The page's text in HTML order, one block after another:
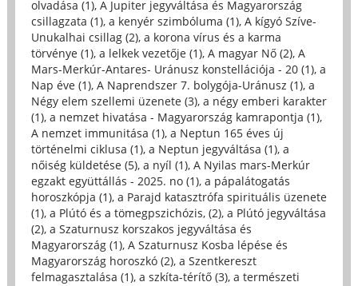
olvadása (1), A Jupiter jegyváltása és Magyarország
csillagzata (1), a kenyér szimbóluma (1), A kígyó Szíve-
Unukalhai csillag (2), a korona vírus és a karma
törvénye (1), a lelkek vezetője (1), A magyar Nő (2), A
Mars-Merkúr-Antares- Uránusz konstellációja - 20 (1), a
Nap éve (1), A Naprendszer 7. bolygója-Uránusz (1), a
Négy elem szellemi üzenete (3), a négy emberi karakter
(1), a nemzet hivatása - Magyarország kamrapontja (1),
A nemzet immunitása (1), a Neptun 165 éves új
történelmi ciklusa (1), a Neptun jegyváltása (1), a
nőiség küldetése (5), a nyíl (1), A Nyilas mars-Merkúr
egzakt együttállás - 2025. no (1), a pápalátogatás
horoszkópja (1), a Parajd katasztrófa spirituális üzenete
(1), a Plútó és a tömegpszichózis, (2), a Plútó jegyváltása
(2), a Szaturnusz korszakos jegyváltása és
Magyarország (1), A Szaturnusz Kosba lépése és
Magyarország horoszkó (2), a Szentkereszt
felmagasztalása (1), a szkíta-térítő (3), a természeti